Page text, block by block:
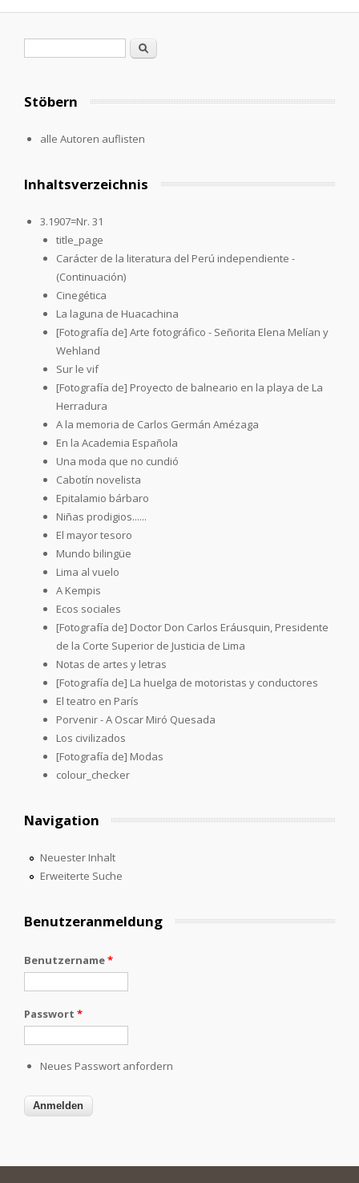
Suche
Stöbern
alle Autoren auflisten
Inhaltsverzeichnis
3.1907=Nr. 31
title_page
Carácter de la literatura del Perú independiente -
(Continuación)
Cinegética
La laguna de Huacachina
[Fotografía de] Arte fotográfico - Señorita Elena Melían y
Wehland
Sur le vif
[Fotografía de] Proyecto de balneario en la playa de La
Herradura
A la memoria de Carlos Germán Amézaga
En la Academia Española
Una moda que no cundió
Cabotín novelista
Epitalamio bárbaro
Niñas prodigios......
El mayor tesoro
Mundo bilingüe
Lima al vuelo
A Kempis
Ecos sociales
[Fotografía de] Doctor Don Carlos Eráusquin, Presidente
de la Corte Superior de Justicia de Lima
Notas de artes y letras
[Fotografía de] La huelga de motoristas y conductores
El teatro en París
Porvenir - A Oscar Miró Quesada
Los civilizados
[Fotografía de] Modas
colour_checker
Navigation
Neuester Inhalt
Erweiterte Suche
Benutzeranmeldung
Benutzername*
Passwort *
Neues Passwort anfordern